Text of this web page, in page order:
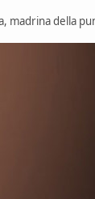
madrina della